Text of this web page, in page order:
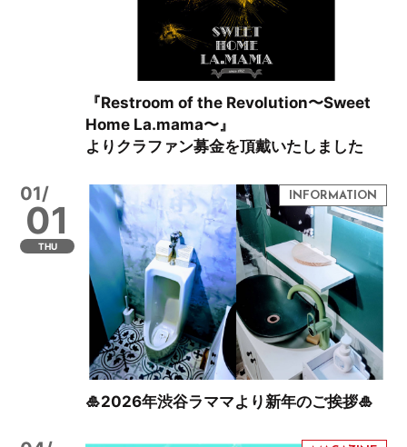
『Restroom of the Revolution〜Sweet
Home La.mama〜』
よりクラファン募金を頂戴いたしました
01/
01
THU
🎍2026年渋谷ラママより新年のご挨拶🎍